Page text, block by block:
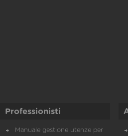
Professionisti
Manuale gestione utenze per